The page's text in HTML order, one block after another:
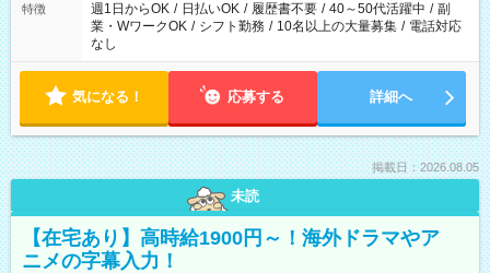
特徴 週1日からOK / 日払いOK / 履歴書不要 / 40～50代活躍中 / 副
業・WワークOK / シフト勤務 / 10名以上の大量募集 / 電話対応
なし
気になる！ 応募する 詳細へ
掲載日：2026.08.05
未読
【在宅あり】高時給1900円～！海外ドラマやア
ニメの字幕入力！